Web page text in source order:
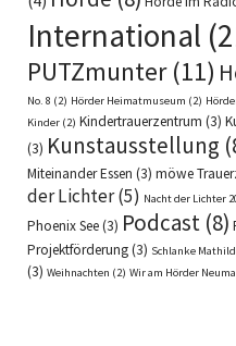
International
PUTZmunter(11)
No. 8 (2) Hörder Heimatmuseum (2)
Kinder (2) Kindertrauerzentrum (3)
(3) Kunstausstellung
Miteinander Essen (3) möwe
der Lichter(5) Nacht der Lichter
Phoenix See(3) Podcast (8)
Projektförderung(3) Schlanke
(3) Weihnachten (2) Wir am Hörder